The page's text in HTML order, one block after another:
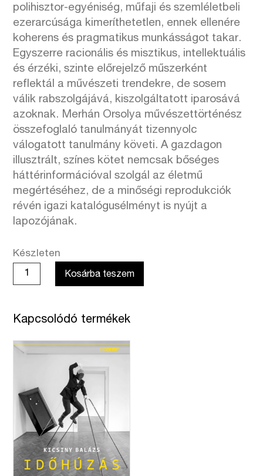
polihisztor-egyéniség, műfaji és szemléletbeli
ezerarcúsága kimeríthetetlen, ennek ellenére
koherens és pragmatikus munkásságot takar.
Egyszerre racionális és misztikus, intellektuális
és érzéki, szinte előrejelző műszerként
reflektál a művészeti trendekre, de sosem
válik rabszolgájává, kiszolgáltatott iparosává
azoknak. Merhán Orsolya művészettörténész
összefoglaló tanulmányát tizennyolc
válogatott tanulmány követi. A gazdagon
illusztrált, színes kötet nemcsak bőséges
háttérinformációval szolgál az életmű
megértéséhez, de a minőségi reprodukciók
révén igazi katalógusélményt is nyújt a
lapozójának.
Készleten
Merhán
Orsolya:
mű
–
mennyiség
Kosárba teszem
Kapcsolódó termékek